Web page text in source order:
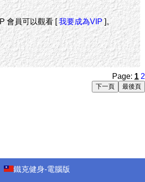
會員可以觀看 [我要成為VIP]。
Page: 1 2
鐵克健身-電腦版